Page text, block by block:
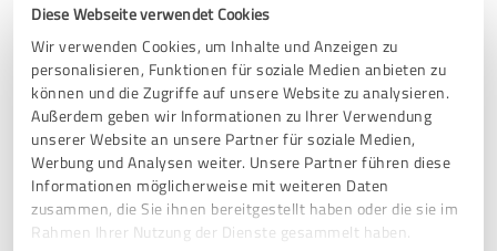
Diese Webseite verwendet Cookies
Wir verwenden Cookies, um Inhalte und Anzeigen zu
personalisieren, Funktionen für soziale Medien anbieten zu
können und die Zugriffe auf unsere Website zu analysieren.
Außerdem geben wir Informationen zu Ihrer Verwendung
unserer Website an unsere Partner für soziale Medien,
Werbung und Analysen weiter. Unsere Partner führen diese
Informationen möglicherweise mit weiteren Daten
zusammen, die Sie ihnen bereitgestellt haben oder die sie im
Rahmen Ihrer Nutzung der Dienste gesammelt haben.
Behandlungen bei Fr. Hauk haben mich bei verschiedenen
Symptomen sehr unterstützt (z.B. Verspannungen,
Übelkeit, Schlafstörungen, Ängste, Regeneration nach der
Geburt etc.)
Nicht nur in der Schwangerschaft, sondern auch mit
kleinem Baby/Kind ist es so wohltuend und für meine
ganze Familie unterstützend, mich immer wieder mal
einfach auf die Liege zu legen und loszulassen. Ich habe
viele Heilpraktiker in Berlin kennen gelernt und fühle mich
bei Fr. Hauk mit Abstand am besten aufgehoben - sie